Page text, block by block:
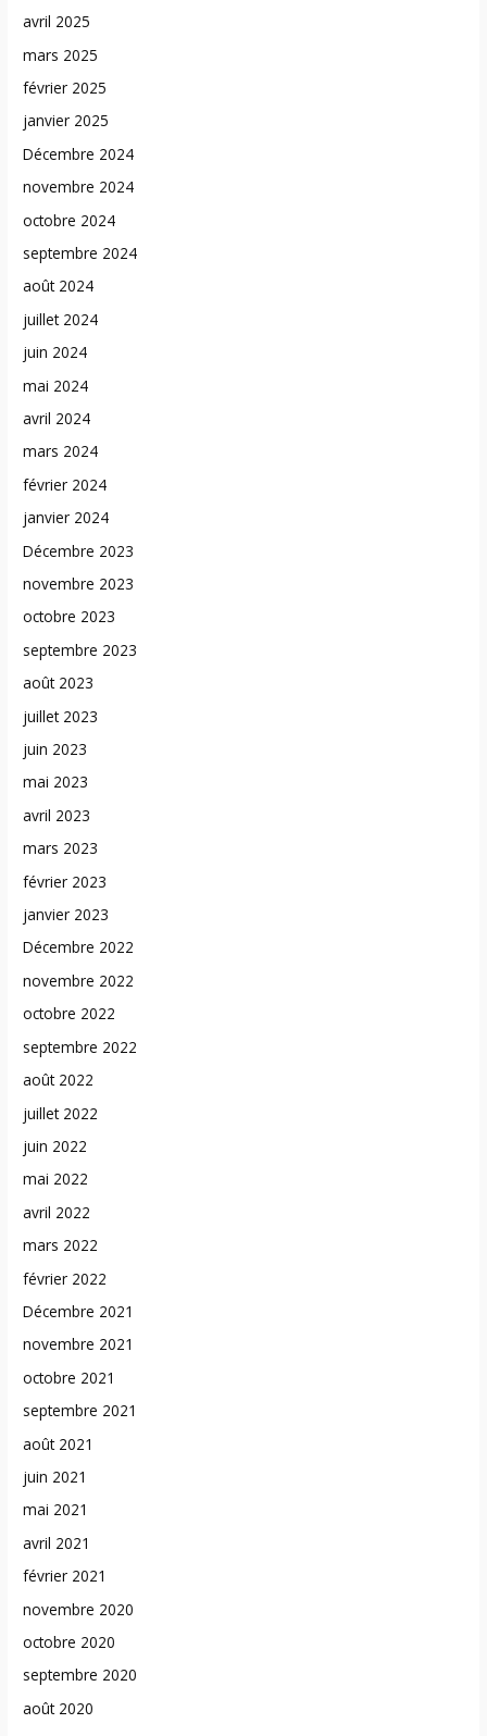
avril 2025
mars 2025
février 2025
janvier 2025
Décembre 2024
novembre 2024
octobre 2024
septembre 2024
août 2024
juillet 2024
juin 2024
mai 2024
avril 2024
mars 2024
février 2024
janvier 2024
Décembre 2023
novembre 2023
octobre 2023
septembre 2023
août 2023
juillet 2023
juin 2023
mai 2023
avril 2023
mars 2023
février 2023
janvier 2023
Décembre 2022
novembre 2022
octobre 2022
septembre 2022
août 2022
juillet 2022
juin 2022
mai 2022
avril 2022
mars 2022
février 2022
Décembre 2021
novembre 2021
octobre 2021
septembre 2021
août 2021
juin 2021
mai 2021
avril 2021
février 2021
novembre 2020
octobre 2020
septembre 2020
août 2020